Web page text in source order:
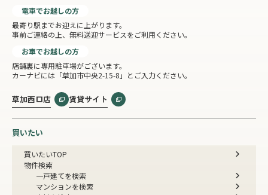
電車でお越しの方
最寄り駅までお迎えに上がります。
事前ご連絡の上、無料送迎サービスをご利用ください。
お車でお越しの方
店舗裏に専用駐車場がございます。
カーナビには「草加市中央2-15-8」とご入力ください。
草加西口店 賃貸サイト
買いたい
買いたいTOP
物件検索
一戸建てを検索
マンションを検索